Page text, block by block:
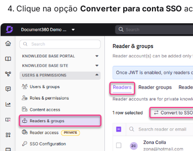
Clique na opção Converter para conta SSO